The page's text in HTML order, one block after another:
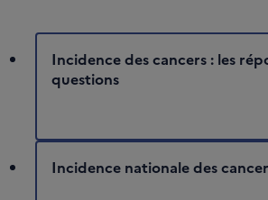
Incidence des cancers : les
questions
Incidence nationale des